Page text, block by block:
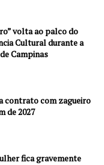
volta ao palco do
Cultural durante a
Campinas
contrato com zagueiro
de 2027
fica gravemente